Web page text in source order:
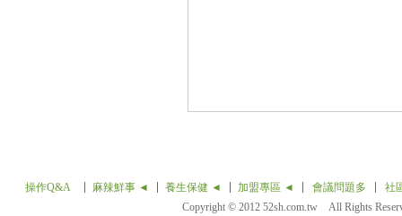
操作Q&A 麻辣鮮事 ◄ 養生保健 ◄ 加盟專區 ◄ 會議問題多
社
Copyright © 2012 52sh.com.tw All Rights